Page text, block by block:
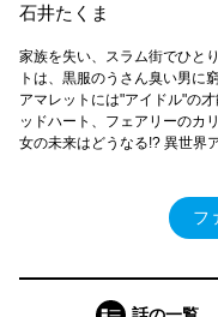
石井たくま
家族を失い、スラム街でひと
トは、黒服のうさん臭い男に
アマレットには"アイドル"の
ッドハート、フェアリーのカ
女の未来はどうなる!? 異世界
フ